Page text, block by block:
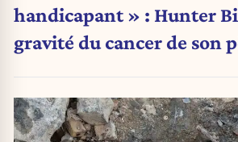
handicapant » : Hunter
gravité du cancer de son